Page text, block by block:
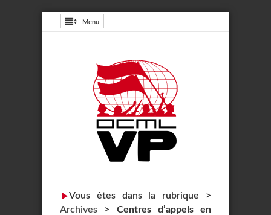
Menu
Vous êtes dans la rubrique >
Archives > Centres d’appels en